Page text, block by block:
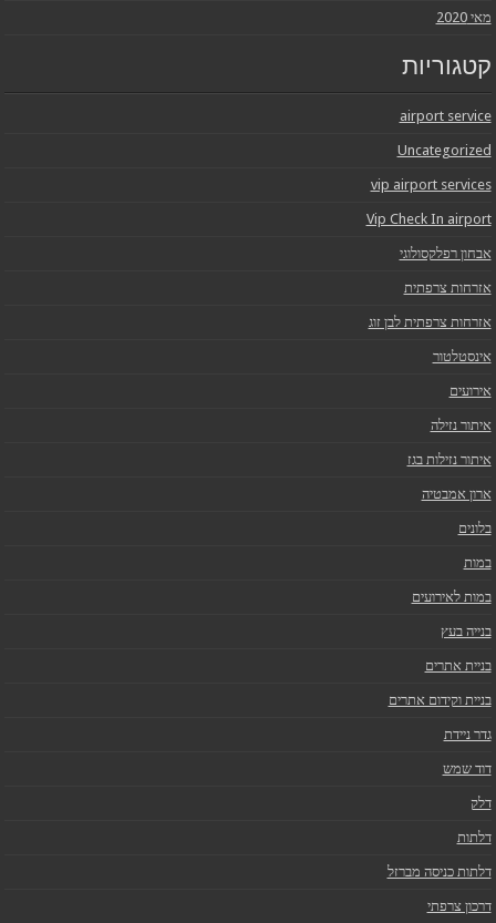
מאי 2020
קטגוריות
airport service
Uncategorized
vip airport services
Vip Check In airport
אבחון רפלקסולוגי
אזרחות צרפתית
אזרחות צרפתית לבן זוג
אינסטלטור
אירועים
איתור נזילה
איתור נזילות בגז
ארון אמבטיה
בלונים
במות
במות לאירועים
בנייה בעץ
בניית אתרים
בניית וקידום אתרים
גדר ניידת
דוד שמש
דלק
דלתות
דלתות כניסה מברזל
דרכון צרפתי